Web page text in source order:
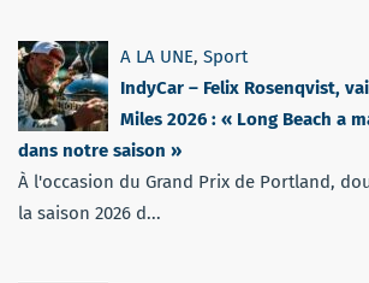
A LA UNE, Sport
IndyCar – Felix Rosenqvist,
Miles 2026 : « Long Beach a
dans notre saison »
À l'occasion du Grand Prix de Portland,
la saison 2026 d...